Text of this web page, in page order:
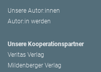
Unsere Autor:innen
Autor:in werden
Unsere Kooperationspartner
Veritas Verlag
Mildenberger Verlag